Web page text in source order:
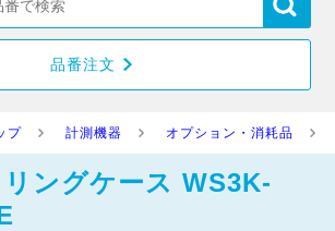
品番注文
プ 計測機器 オプション・消耗品
ングケース WS3K-